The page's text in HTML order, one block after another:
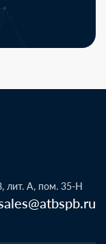
лит. А, пом. 35-Н